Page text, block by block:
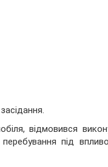
відмовився
під